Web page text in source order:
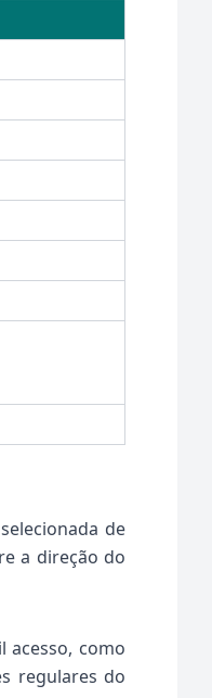
de
a direção do
acesso, como
regulares do